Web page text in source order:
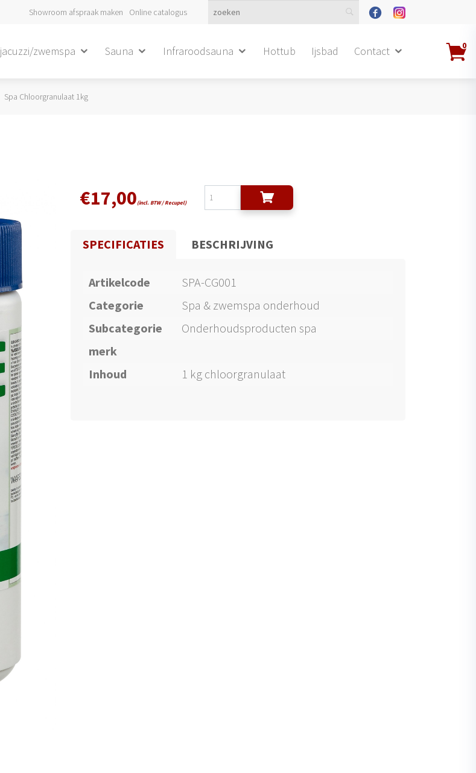
Showroom afspraak maken Online catalogus
0
jacuzzi/zwemspa Sauna Infraroodsauna Hottub Ijsbad Contact
Spa Chloorgranulaat 1kg
€17,00(incl. BTW / Recupel)
SPECIFICATIES BESCHRIJVING
Artikelcode
SPA-CG001
Categorie
Spa & zwemspa onderhoud
Subcategorie
Onderhoudsproducten spa
merk
Inhoud
1 kg chloorgranulaat